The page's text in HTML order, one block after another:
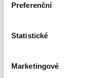
Preferenční
Statistické
Marketingové
Viktor Strmiska